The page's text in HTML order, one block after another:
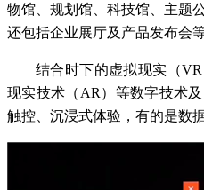
物馆、规划馆、科技馆、主题
还包括企业展厅及产品发布会等
结合时下的虚拟现实（
现实技术（AR）等数字技术
触控、沉浸式体验，有的是数